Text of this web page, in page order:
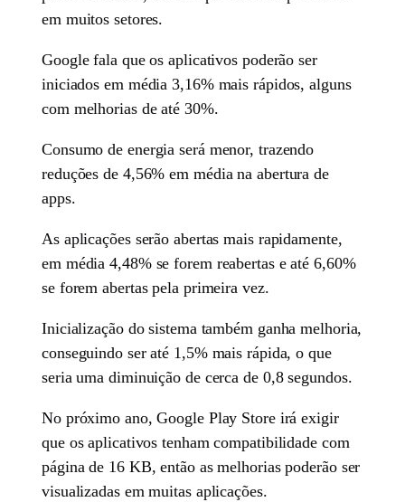
em muitos setores.
Google fala que os aplicativos poderão ser
iniciados em média 3,16% mais rápidos, alguns
com melhorias de até 30%.
Consumo de energia será menor, trazendo
reduções de 4,56% em média na abertura de
apps.
As aplicações serão abertas mais rapidamente,
em média 4,48% se forem reabertas e até 6,60%
se forem abertas pela primeira vez.
Inicialização do sistema também ganha melhoria,
conseguindo ser até 1,5% mais rápida, o que
seria uma diminuição de cerca de 0,8 segundos.
No próximo ano, Google Play Store irá exigir
que os aplicativos tenham compatibilidade com
página de 16 KB, então as melhorias poderão ser
visualizadas em muitas aplicações.